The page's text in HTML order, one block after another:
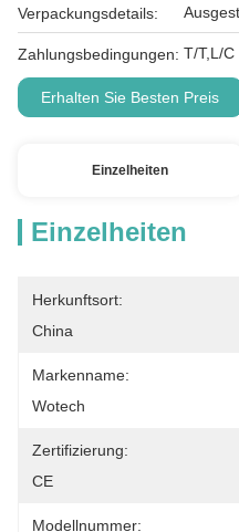
Verpackungsdetails:
Zahlungsbedingungen: T/T,L/C
Erhalten Sie Besten Preis
Einzelheiten
Einzelheiten
Herkunftsort:
China
Markenname:
Wotech
Zertifizierung:
CE
Modellnummer: